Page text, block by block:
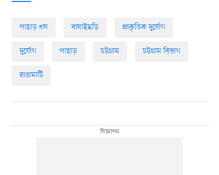
পাহাড় ধস বাঘাইছড়ি প্রাকৃতিক দুর্যোগ
দুর্যোগ পাহাড় চট্টগ্রাম চট্টগ্রাম বিভাগ
রাঙামাটি